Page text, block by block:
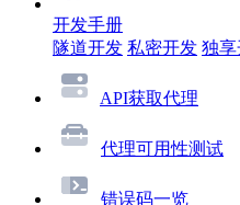
开发手册
隧道开发 私密开发 独
API获取代理
代理可用性测试
错误码一览